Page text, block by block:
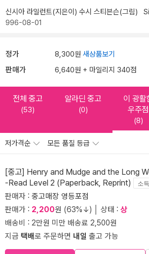
신시아 라일런트(지은이) 수시 스티븐슨(그림)
996-08-01
정가 8,300원 새상품보기
판매가 6,640원 + 마일리지 340점
전체 중고
(53)
알라딘 중고
(0)
이 광활
우주점
(8)
저가격순 모든 품질 등급
[중고] Henry and Mudge and the Long
-Read Level 2 (Paperback, Reprint)
소
판매자 : 중고매장 영등포점
판매가 : 2,200원 (63%↓) │ 상태 : 상
배송비 : 2만원 미만 배송료 2,500원
지금 택배로 주문하면 내일 출고 가능